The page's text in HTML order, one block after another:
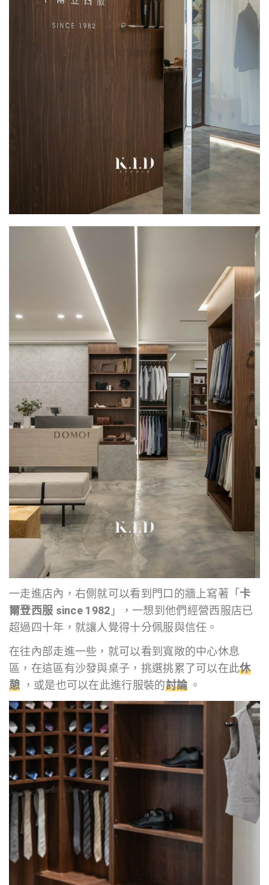
一走進店內，右側就可以看到門口的牆上寫著「 卡
爾登西服 since 1982 」，一想到他們經營西服店已
超過四十年，就讓人覺得十分佩服與信任。
在往內部走進一些，就可以看到寬敞的中心休息
區，在這區有沙發與桌子，挑選挑累了可以在此休
憩 ，或是也可以在此進行服裝的討論。